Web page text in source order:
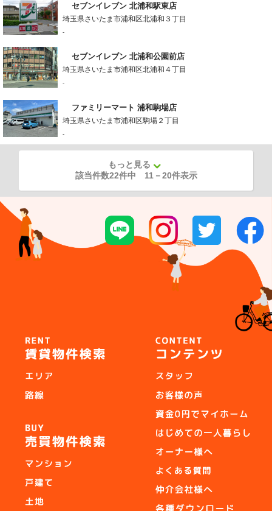
セブンイレブン 北浦和駅東店
埼玉県さいたま市浦和区北浦和３丁目
-
セブンイレブン 北浦和公園前店
埼玉県さいたま市浦和区北浦和４丁目
-
ファミリーマート 浦和駒場店
埼玉県さいたま市浦和区駒場２丁目
-
もっと見る
該当件数22件中 11 －20件表示